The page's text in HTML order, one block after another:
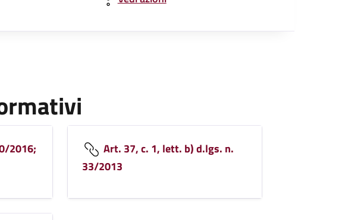
2016;
Art. 37, c. 1, lett. b) d.lgs. n.
33/2013